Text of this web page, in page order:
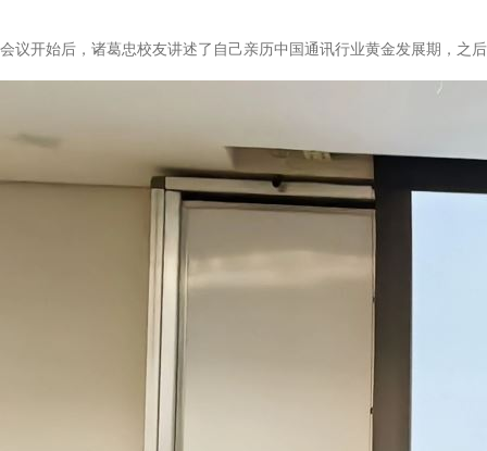
会议开始后，诸葛忠校友讲述了自己亲历中国通讯行业黄金发展期，之